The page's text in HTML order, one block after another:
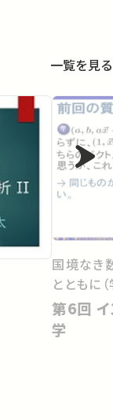
一覧を見る
国境なき
とともに
第6回 インターネットと暗号の数
学